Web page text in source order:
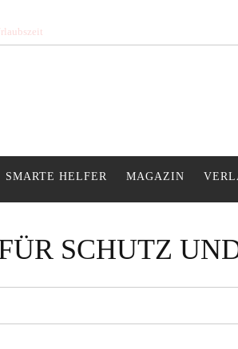
SMARTE HELFER MAGAZIN
SCHUTZ